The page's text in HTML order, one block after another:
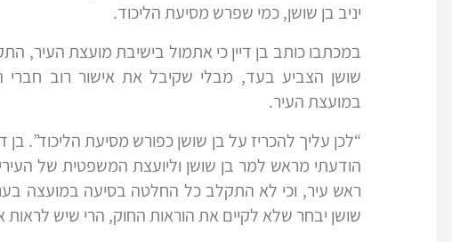
יניב בן שושן, כמי שפרש מסיעת הליכוד.
במכתבו כותב בן דיין כי אתמול בישיבת מועצת העיר,
שושן הצביע בעד, מבלי שקיבל את אישור רוב חברי
במועצת העיר.
“לכן עליך להכריז על בן שושן כפורש מסיעת הליכוד”. בן
הודעתי מראש למר בן שושן וליועצת המשפטית של
ראש עיר, וכי לא התקלב כל החלטה בסיעה במועצה
שושן יבחר שלא לקיים את הוראות החוק, הרי שיש לראות